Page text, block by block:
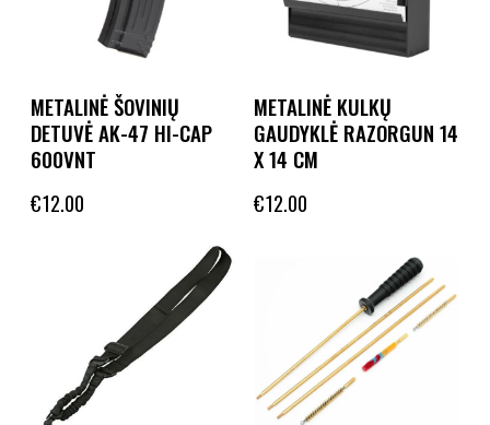
METALINĖ ŠOVINIŲ
DETUVĖ AK-47 HI-CAP
600VNT
€12.00
METALINĖ KULKŲ
GAUDYKLĖ RAZORGUN 14
X 14 CM
€12.00